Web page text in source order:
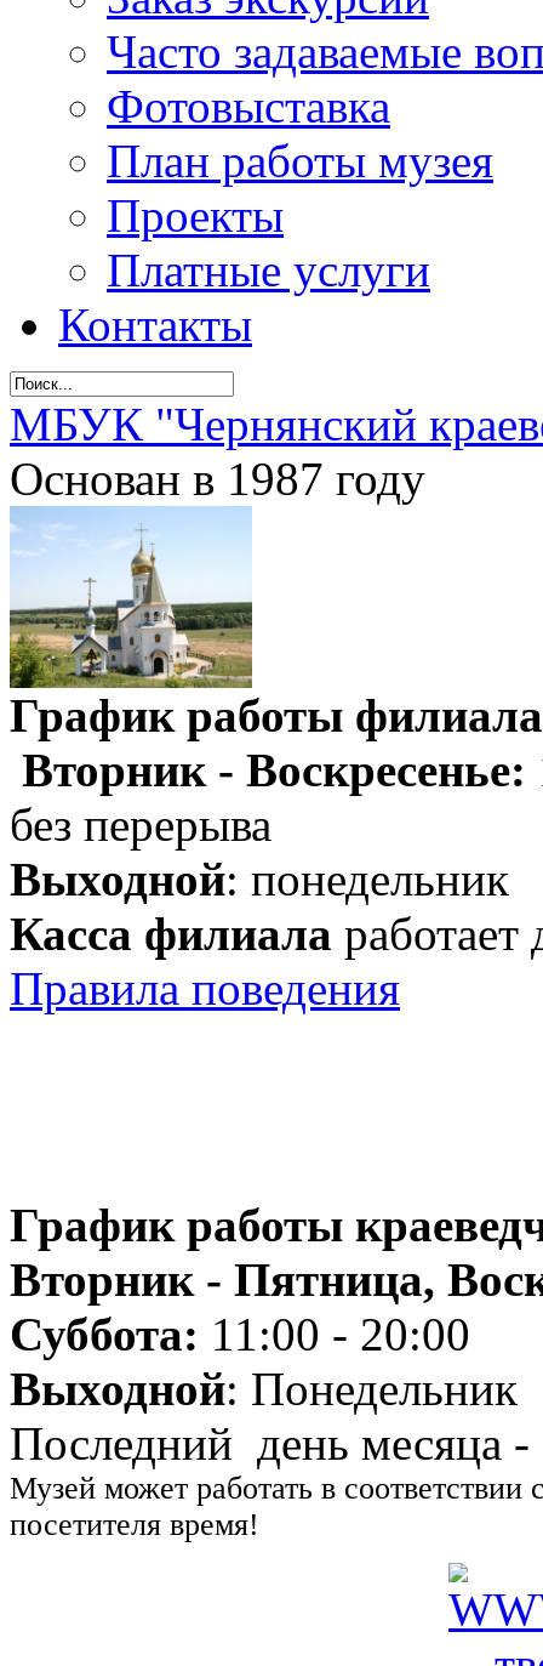
Часто задаваемые
Фотовыставка
План работы музея
Проекты
Платные услуги
Контакты
МБУК "Чернянский
Основан в 1987 году
График работы
Вторник - Воскресенье:
без перерыва
Выходной: понедельник
Касса филиала работает
Правила поведения
График работы
Вторник - Пятница,
Суббота: 11:00 - 20:00
Выходной: Понедельник
Последний день месяца -
Музей может работать в
посетителя время!